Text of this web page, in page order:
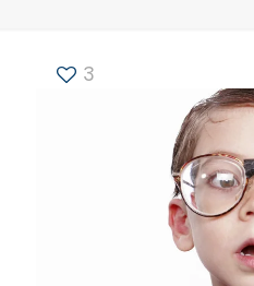
3